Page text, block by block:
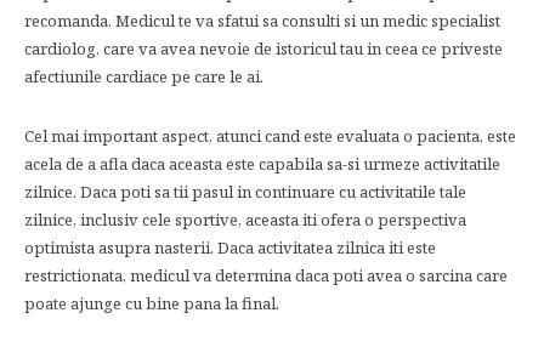
recomanda. Medicul te va sfatui sa consulti si un medic specialist
cardiolog, care va avea nevoie de istoricul tau in ceea ce priveste
afectiunile cardiace pe care le ai.
Cel mai important aspect, atunci cand este evaluata o pacienta, este
acela de a afla daca aceasta este capabila sa-si urmeze activitatile
zilnice. Daca poti sa tii pasul in continuare cu activitatile tale
zilnice, inclusiv cele sportive, aceasta iti ofera o perspectiva
optimista asupra nasterii. Daca activitatea zilnica iti este
restrictionata, medicul va determina daca poti avea o sarcina care
poate ajunge cu bine pana la final.